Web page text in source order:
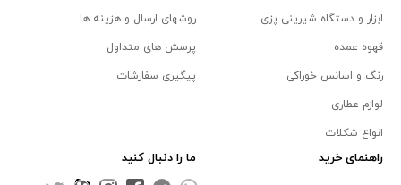
ابزار و دستگاه شیرینی پزی
قهوه عمده
رنگ و اسانس خوراکی
لوازم عطاری
انواع شکلات
روشهای ارسال و هزینه ها
پرسش های متداول
پیگیری سفارشات
راهنمای خرید ما را دنبال کنید